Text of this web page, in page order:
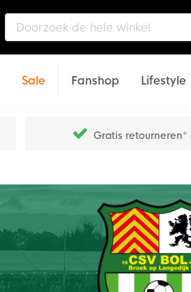
Sale Fanshop Lifestyle
Gratis retourneren*